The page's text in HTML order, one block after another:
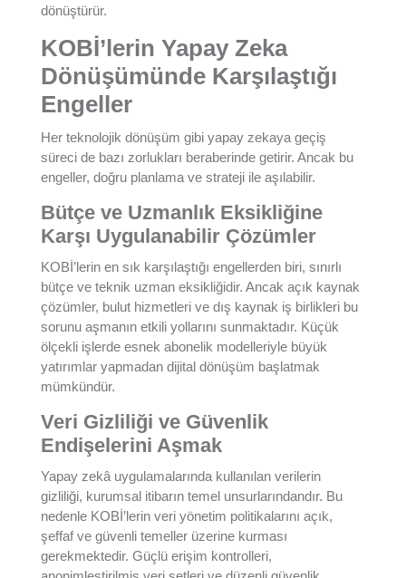
dönüştürür.
KOBİ’lerin Yapay Zeka
Dönüşümünde Karşılaştığı
Engeller
Her teknolojik dönüşüm gibi yapay zekaya geçiş
süreci de bazı zorlukları beraberinde getirir. Ancak bu
engeller, doğru planlama ve strateji ile aşılabilir.
Bütçe ve Uzmanlık Eksikliğine
Karşı Uygulanabilir Çözümler
KOBİ’lerin en sık karşılaştığı engellerden biri, sınırlı
bütçe ve teknik uzman eksikliğidir. Ancak açık kaynak
çözümler, bulut hizmetleri ve dış kaynak iş birlikleri bu
sorunu aşmanın etkili yollarını sunmaktadır. Küçük
ölçekli işlerde esnek abonelik modelleriyle büyük
yatırımlar yapmadan dijital dönüşüm başlatmak
mümkündür.
Veri Gizliliği ve Güvenlik
Endişelerini Aşmak
Yapay zekâ uygulamalarında kullanılan verilerin
gizliliği, kurumsal itibarın temel unsurlarındandır. Bu
nedenle KOBİ’lerin veri yönetim politikalarını açık,
şeffaf ve güvenli temeller üzerine kurması
gerekmektedir. Güçlü erişim kontrolleri,